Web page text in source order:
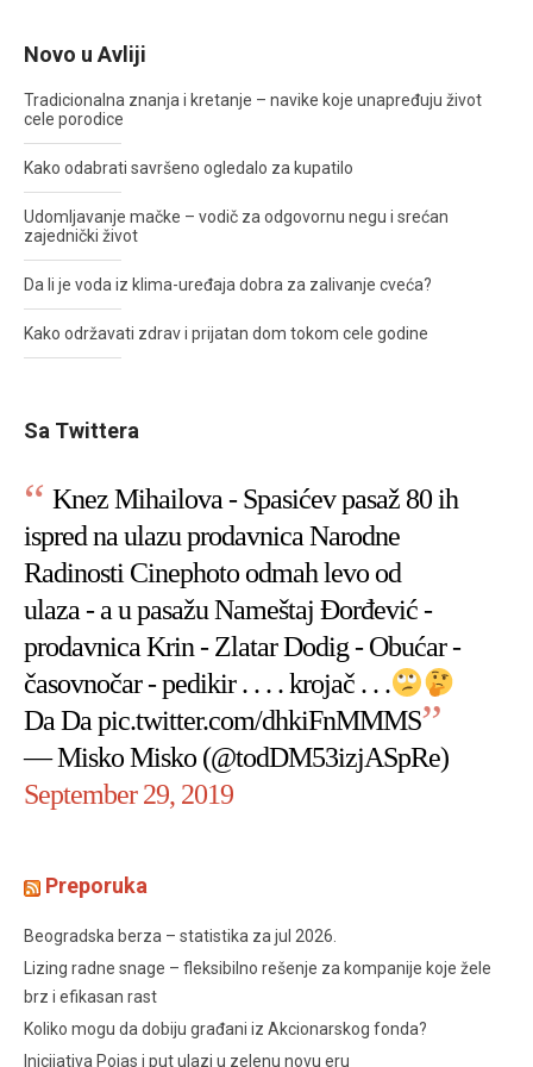
Novo u Avliji
Tradicionalna znanja i kretanje – navike koje unapređuju život
cele porodice
Kako odabrati savršeno ogledalo za kupatilo
Udomljavanje mačke – vodič za odgovornu negu i srećan
zajednički život
Da li je voda iz klima-uređaja dobra za zalivanje cveća?
Kako održavati zdrav i prijatan dom tokom cele godine
Sa Twittera
Knez Mihailova - Spasićev pasaž 80 ih
ispred na ulazu prodavnica Narodne
Radinosti Cinephoto odmah levo od
ulaza - a u pasažu Nameštaj Đorđević -
prodavnica Krin - Zlatar Dodig - Obućar -
časovnočar - pedikir . . . . krojač . . .
Da Dapic.twitter.com/dhkiFnMMMS
— Misko Misko (@todDM53izjASpRe)
September 29, 2019
Preporuka
Beogradska berza – statistika za jul 2026.
Lizing radne snage – fleksibilno rešenje za kompanije koje žele
brz i efikasan rast
Koliko mogu da dobiju građani iz Akcionarskog fonda?
Inicijativa Pojas i put ulazi u zelenu novu eru